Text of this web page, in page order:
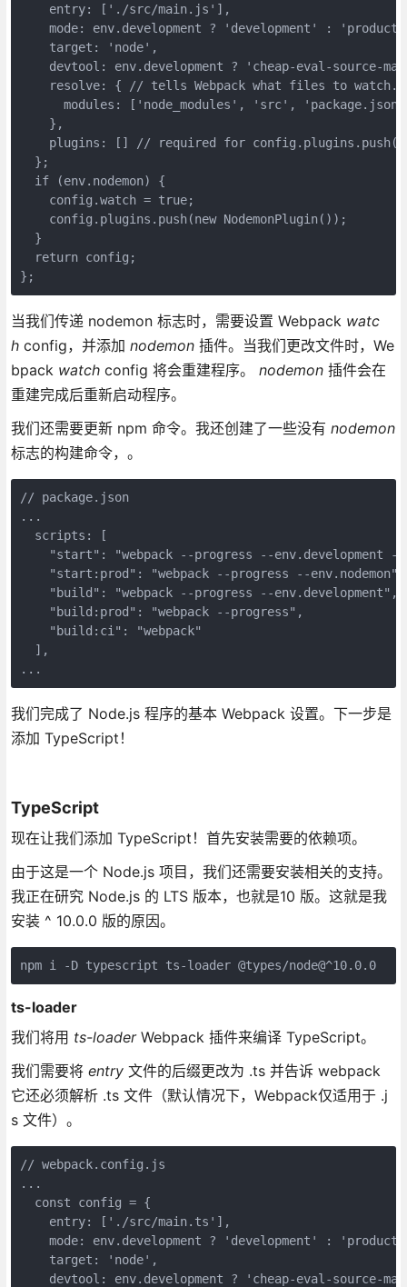
    entry: ['./src/main.js'],
mode: env.development ? 'development' :
    target: 'node',
devtool: env.development ? 'cheap-eval-source-
    resolve: { // tells Webpack what files to watch.
modules: ['node_modules', 'src',
    },
plugins: [] // required for
  };
  if (env.nodemon) {
    config.watch = true;
    config.plugins.push(new NodemonPlugin());
  }
  return config;
};
当我们传递 nodemon 标志时，需要设置 Webpack watc
hconfig，并添加 nodemon插件。当我们更改文件时，We
bpack watchconfig 将会重建程序。 nodemon插件会在
重建完成后重新启动程序。
我们还需要更新 npm 命令。我还创建了一些没有 nodemon
标志的构建命令，。
// package.json
...
  scripts: [
"start": "webpack --progress --env.development
    "start:prod": "webpack --progress --env.nodemon",
    "build": "webpack --progress --env.development",
    "build:prod": "webpack --progress",
    "build:ci": "webpack"
  ],
...
我们完成了 Node.js 程序的基本 Webpack 设置。下一步是
添加 TypeScript！
TypeScript
现在让我们添加 TypeScript！首先安装需要的依赖项。
由于这是一个 Node.js 项目，我们还需要安装相关的支持。
我正在研究 Node.js 的 LTS 版本，也就是10 版。这就是我
安装 ^ 10.0.0 版的原因。
npm i -D typescript ts-loader @types/node@^10.0.0
ts-loader
我们将用 ts-loaderWebpack 插件来编译 TypeScript。
我们需要将 entry文件的后缀更改为 .ts 并告诉 webpack
它还必须解析 .ts 文件（默认情况下，Webpack仅适用于 .j
s 文件）。
// webpack.config.js
...
  const config = {
    entry: ['./src/main.ts'],
mode: env.development ? 'development' :
    target: 'node',
devtool: env.development ? 'cheap-eval-source-